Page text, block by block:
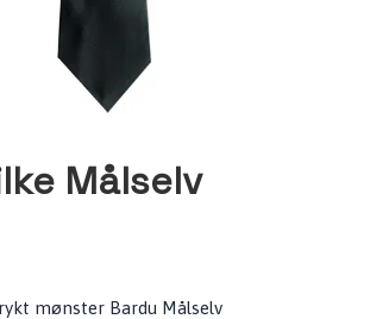
Målselv
mønster Bardu Målselv